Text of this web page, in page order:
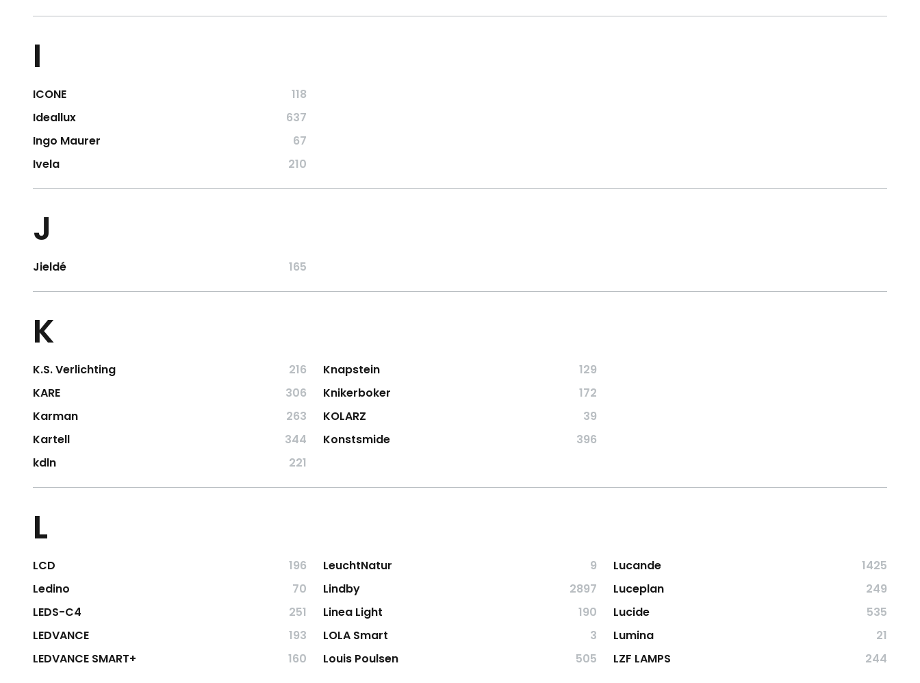
I
ICONE
118
Ideallux
637
Ingo Maurer
67
Ivela
210
J
Jieldé 165
K
K.S. Verlichting
216
KARE
306
Karman
263
Kartell
344
kdln
221
Knapstein
129
Knikerboker
172
KOLARZ
39
Konstsmide
396
L
LCD
196
Ledino
70
LEDS-C4
251
LEDVANCE
193
LEDVANCE SMART+
160
LeuchtNatur
9
Lindby
2897
Linea Light
190
LOLA Smart
3
Louis Poulsen
505
Lucande
1425
Luceplan
249
Lucide
535
Lumina
21
LZF LAMPS
244